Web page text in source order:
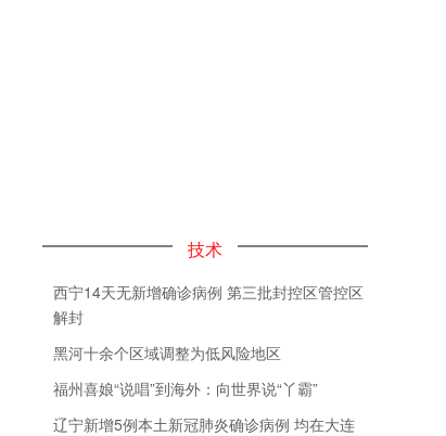
技术
西宁14天无新增确诊病例 第三批封控区管控区
解封
黑河十余个区域调整为低风险地区
福州喜娘“说唱”到海外：向世界说“丫霸”
辽宁新增5例本土新冠肺炎确诊病例 均在大连